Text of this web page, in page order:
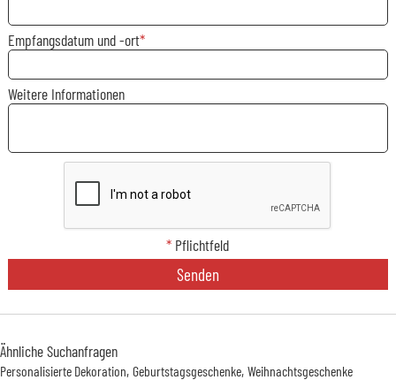
Empfangsdatum und -ort
Weitere Informationen
* Pflichtfeld
Senden
Ähnliche Suchanfragen
Personalisierte Dekoration Geburtstagsgeschenke Weihnachtsgeschenke